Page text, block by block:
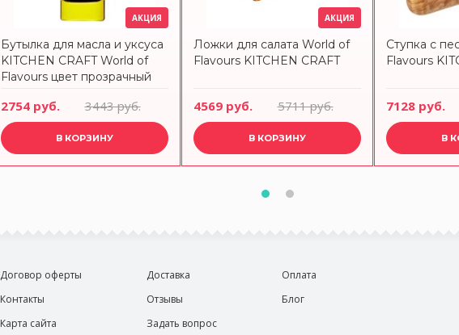
АКЦИЯ
Бутылка для масла и уксуса
KITCHEN CRAFT World of
Flavours цвет прозрачный
2754 руб. 3443 руб.
В КОРЗИНУ
АКЦИЯ
Ложки для салата World of
Flavours KITCHEN CRAFT
4569 руб. 5711 руб.
В КОРЗИНУ
Ступка с
Flavours
7128 руб.
В
Договор оферты
Контакты
Карта сайта
Доставка
Отзывы
Задать вопрос
Оплата
Блог